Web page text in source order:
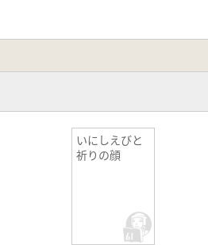
いにしえびと
祈りの顔